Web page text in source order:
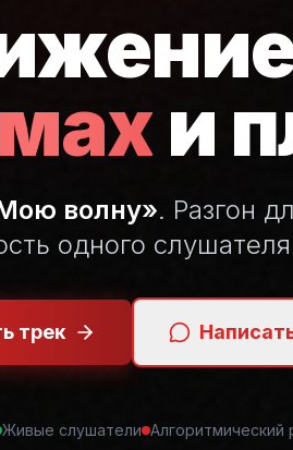
и
волну». Разгон
одного
трек
Живые слушатели Алгоритмический